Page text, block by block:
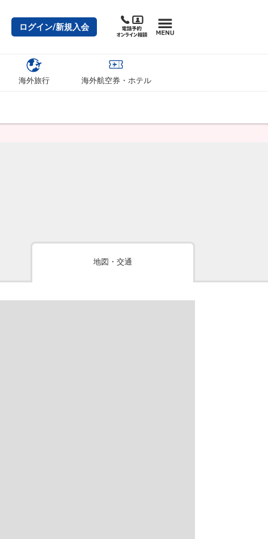
ログイン/新規入会
海外旅行 海外航空券・ホテル
地図・交通